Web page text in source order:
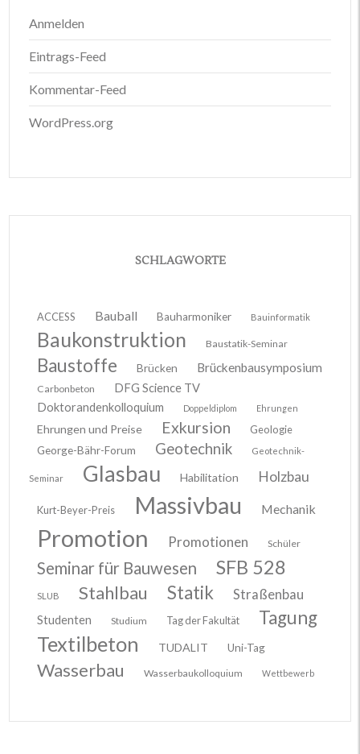
Anmelden
Eintrags-Feed
Kommentar-Feed
WordPress.org
SCHLAGWORTE
ACCESS Bauball Bauharmoniker Bauinformatik
Baukonstruktion Baustatik-Seminar
Baustoffe Brücken Brückenbausymposium
Carbonbeton
DFG Science TV
Doktorandenkolloquium
Doppeldiplom Ehrungen
Ehrungen und Preise Exkursion
Geologie
George-Bähr-Forum
Geotechnik Geotechnik-
Seminar Glasbau Habilitation Holzbau
Kurt-Beyer-Preis Massivbau Mechanik
Promotion Promotionen Schüler
Seminar für Bauwesen SFB 528
SLUB Stahlbau Statik Straßenbau
Studenten Studium Tag der Fakultät Tagung
Textilbeton TUDALIT Uni-Tag
Wasserbau Wasserbaukolloquium Wettbewerb